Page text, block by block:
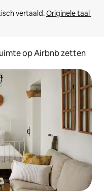
vertaald. Originele taal
op Airbnb zetten